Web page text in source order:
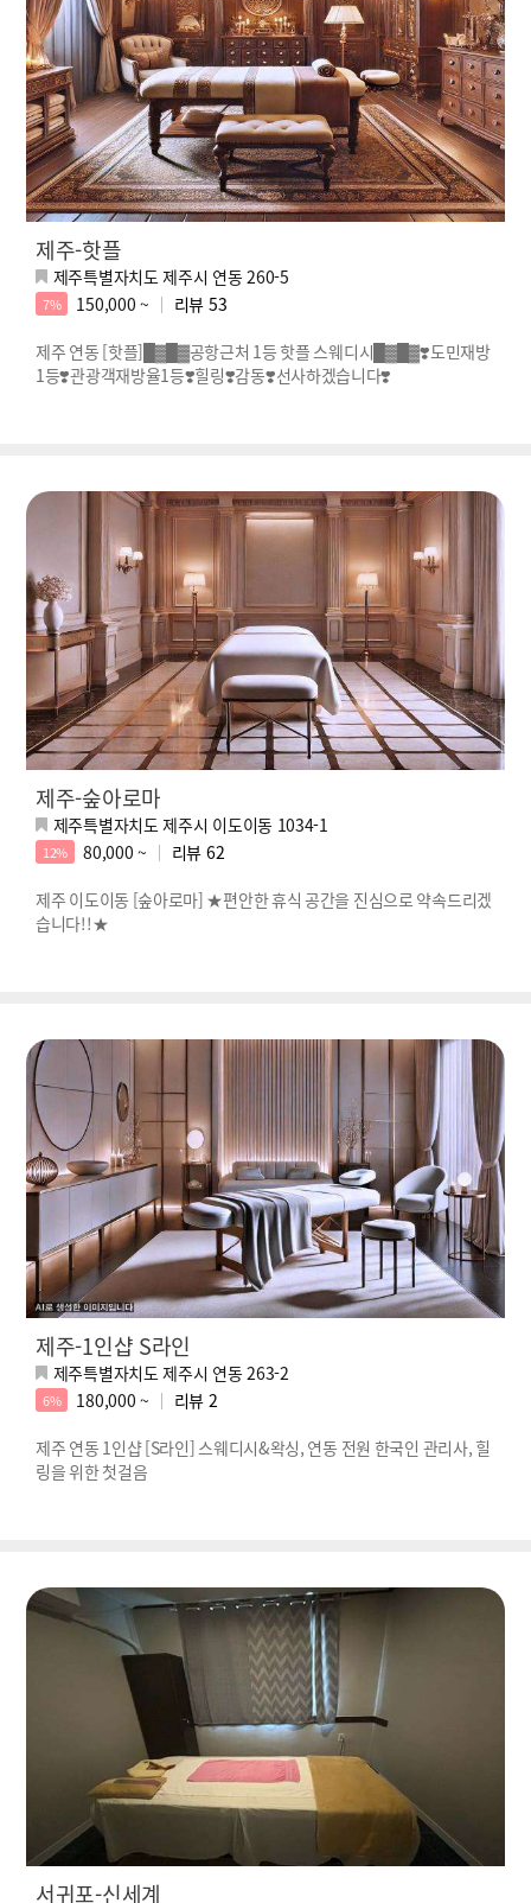
제주-핫플
제주특별자치도 제주시 연동 260-5
7% 150,000 ~ 리뷰 53
제주 연동 [핫플]█▓█▓공항근처 1등 핫플 스웨디시█▓█▓❣️도민재방
1등❣️관광객재방율1등❣️힐링❣️감동❣️선사하겠습니다❣️
제주-숲아로마
제주특별자치도 제주시 이도이동 1034-1
12% 80,000 ~ 리뷰 62
제주 이도이동 [숲아로마] ★편안한 휴식 공간을 진심으로 약속드리겠
습니다!!★
제주-1인샵 S라인
제주특별자치도 제주시 연동 263-2
6% 180,000 ~ 리뷰 2
제주 연동 1인샵 [S라인] 스웨디시&왁싱, 연동 전원 한국인 관리사, 힐
링을 위한 첫걸음
서귀포-신세계